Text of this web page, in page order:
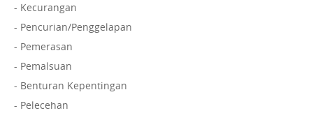
- Kecurangan
- Pencurian/Penggelapan
- Pemerasan
- Pemalsuan
- Benturan Kepentingan
- Pelecehan